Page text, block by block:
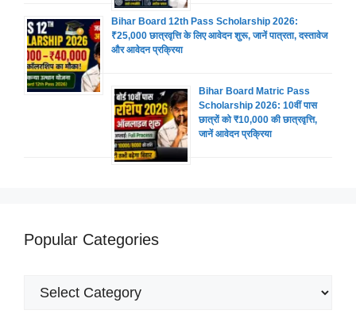
Bihar Board 12th Pass Scholarship 2026:
₹25,000 छात्रवृत्ति के लिए आवेदन शुरू, जानें पात्रता, दस्तावेज
और आवेदन प्रक्रिया
Bihar Board Matric Pass
Scholarship 2026: 10वीं पास
छात्रों को ₹10,000 की छात्रवृत्ति,
जानें आवेदन प्रक्रिया
Popular Categories
Popular